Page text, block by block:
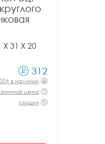
31 X 20
312
в наличии
цена
скидки